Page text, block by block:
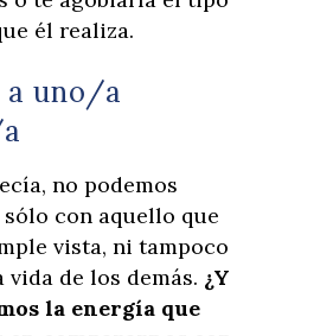
él realiza.
a uno/a
no podemos
con aquello que
vista, ni tampoco
de los demás. ¿Y
la energía que